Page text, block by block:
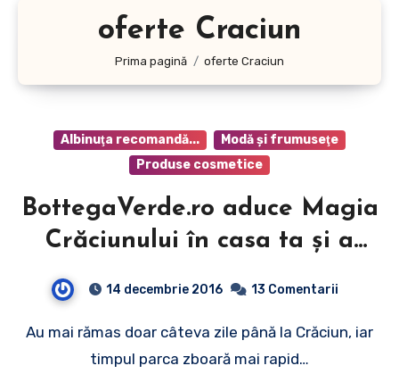
oferte Craciun
Prima pagină oferte Craciun
Albinuţa recomandă...
Modă şi frumuseţe
Produse cosmetice
BottegaVerde.ro aduce Magia
Crăciunului în casa ta şi a
14 decembrie 2016 13 Comentarii
Au mai rămas doar câteva zile până la Crăciun, iar
timpul parca zboară mai rapid…